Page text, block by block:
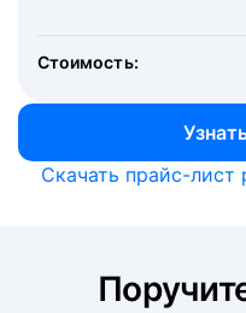
Стоимость:
Скачать прайс-